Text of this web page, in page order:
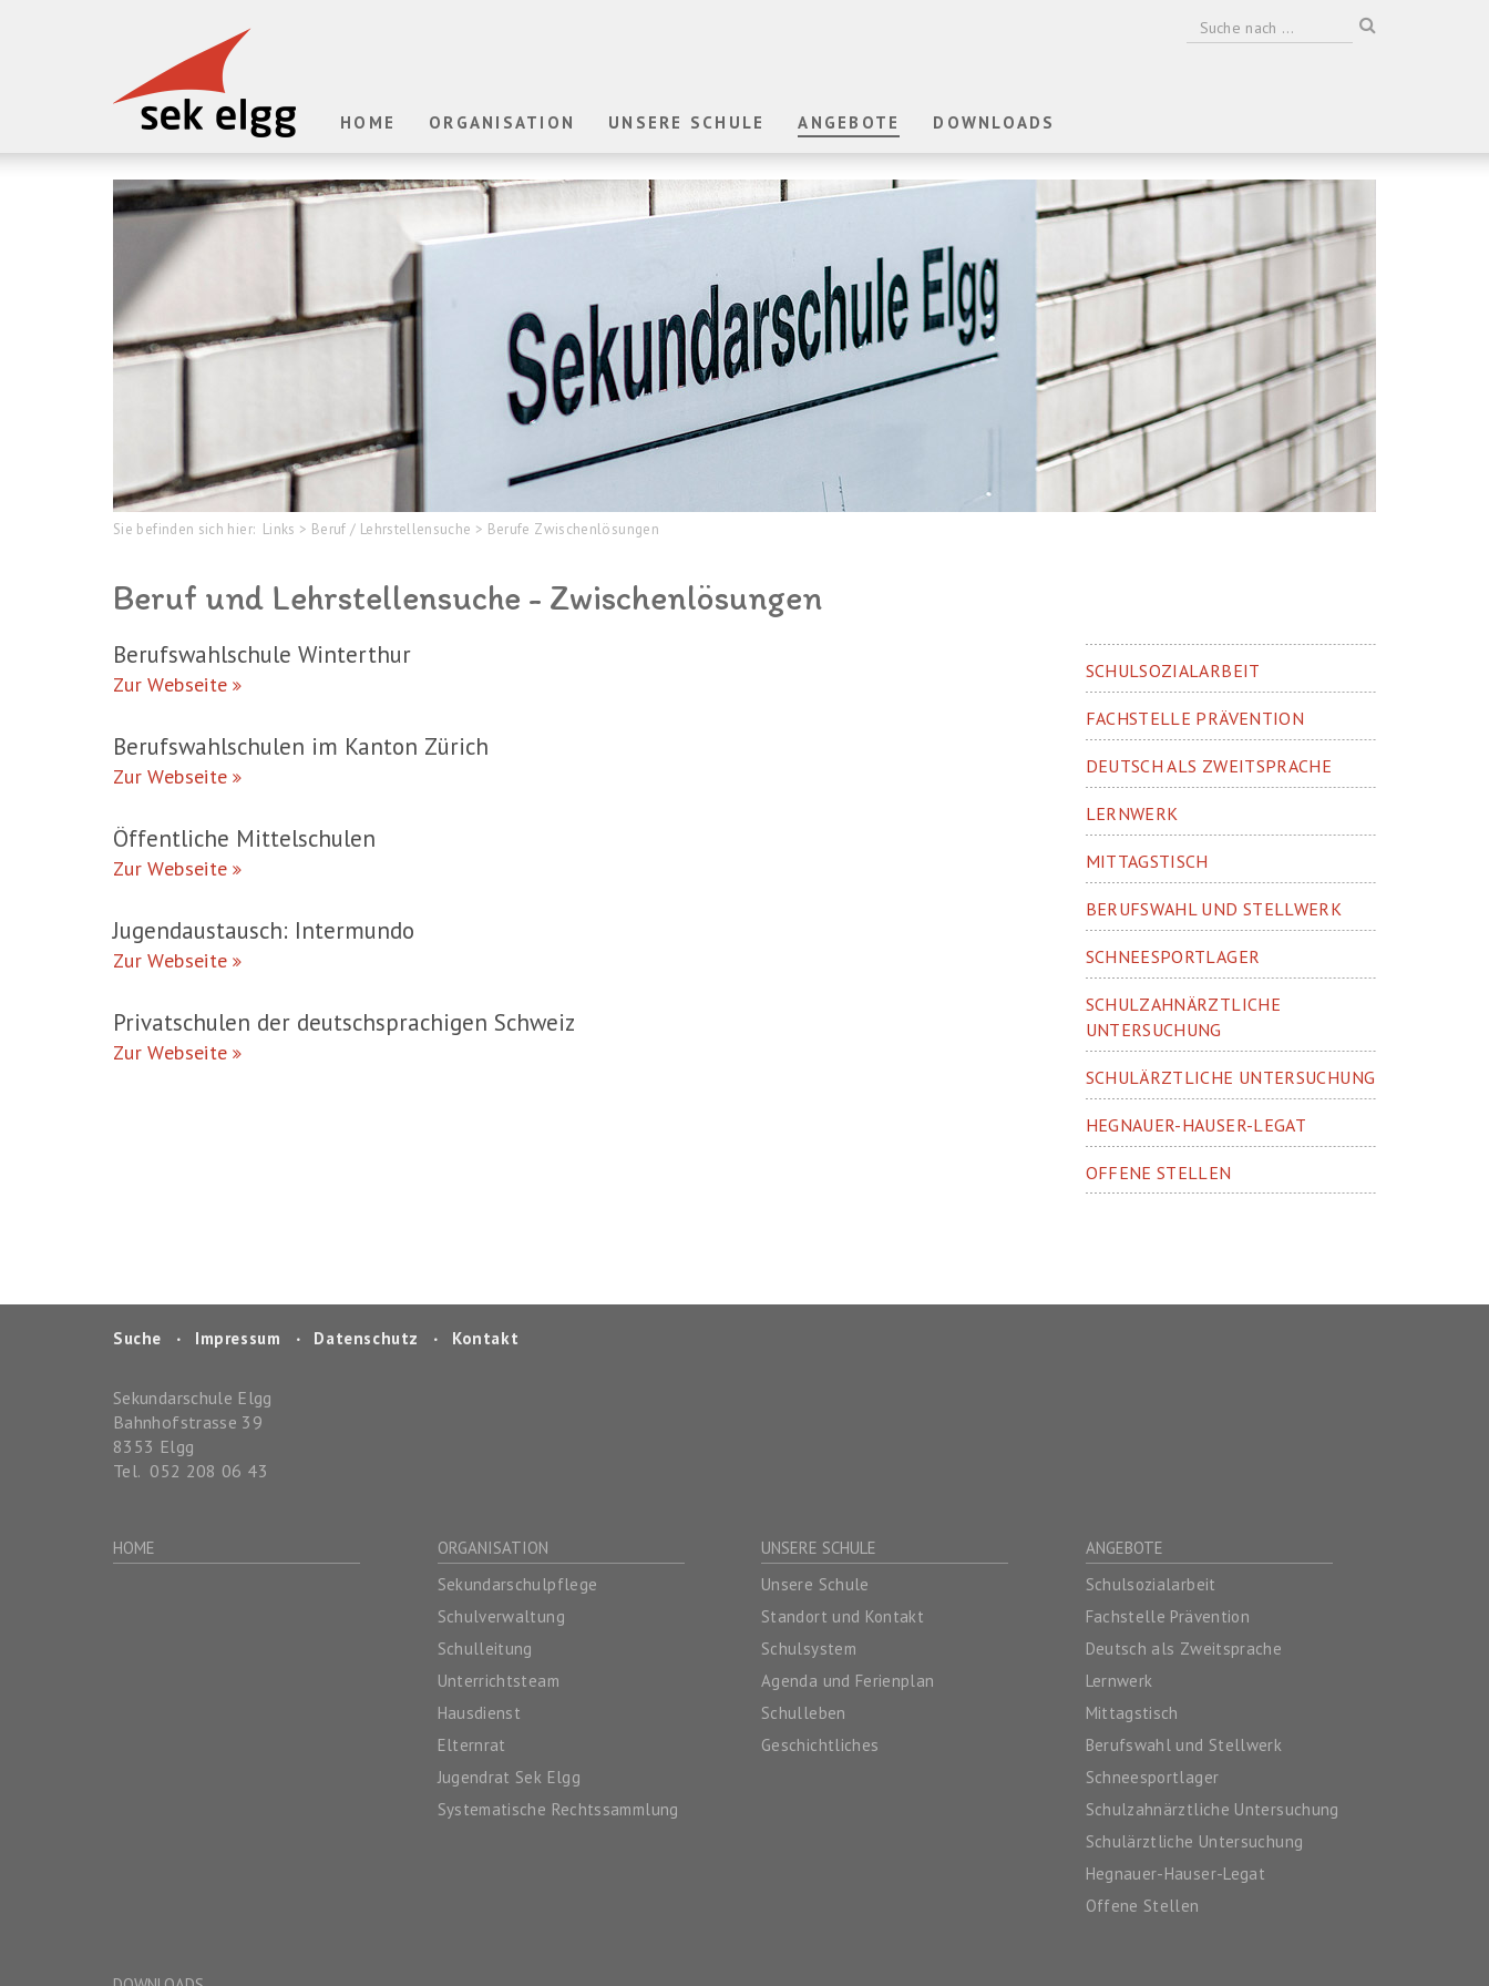
HOME ORGANISATION UNSERE SCHULE ANGEBOTE DOWNLOADS
Sie befinden sich hier: Links > Beruf / Lehrstellensuche > Berufe Zwischenlösungen
Beruf und Lehrstellensuche - Zwischenlösungen
Berufswahlschule Winterthur
Zur Webseite
Berufswahlschulen im Kanton Zürich
Zur Webseite
Öffentliche Mittelschulen
Zur Webseite
Jugendaustausch: Intermundo
Zur Webseite
Privatschulen der deutschsprachigen Schweiz
Zur Webseite
SCHULSOZIALARBEIT
FACHSTELLE PRÄVENTION
DEUTSCH ALS ZWEITSPRACHE
LERNWERK
MITTAGSTISCH
BERUFSWAHL UND STELLWERK
SCHNEESPORTLAGER
SCHULZAHNÄRZTLICHE
UNTERSUCHUNG
SCHULÄRZTLICHE UNTERSUCHUNG
HEGNAUER-HAUSER-LEGAT
OFFENE STELLEN
Suche ‧ Impressum ‧ Datenschutz ‧ Kontakt
Sekundarschule Elgg
Bahnhofstrasse 39
8353 Elgg
Tel. 052 208 06 43
HOME
ORGANISATION
Sekundarschulpflege
Schulverwaltung
Schulleitung
Unterrichtsteam
Hausdienst
Elternrat
Jugendrat Sek Elgg
Systematische Rechtssammlung
UNSERE SCHULE
Unsere Schule
Standort und Kontakt
Schulsystem
Agenda und Ferienplan
Schulleben
Geschichtliches
ANGEBOTE
Schulsozialarbeit
Fachstelle Prävention
Deutsch als Zweitsprache
Lernwerk
Mittagstisch
Berufswahl und Stellwerk
Schneesportlager
Schulzahnärztliche Untersuchung
Schulärztliche Untersuchung
Hegnauer-Hauser-Legat
Offene Stellen